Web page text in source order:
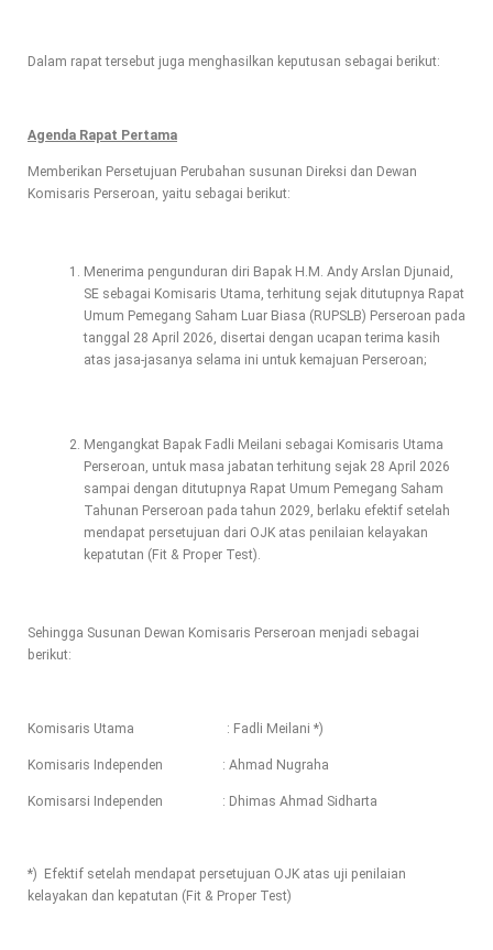
Dalam rapat tersebut juga menghasilkan keputusan sebagai berikut:
Agenda Rapat Pertama
Memberikan Persetujuan Perubahan susunan Direksi dan Dewan
Komisaris Perseroan, yaitu sebagai berikut:
Menerima pengunduran diri Bapak H.M. Andy Arslan Djunaid,
SE sebagai Komisaris Utama, terhitung sejak ditutupnya Rapat
Umum Pemegang Saham Luar Biasa (RUPSLB) Perseroan pada
tanggal 28 April 2026, disertai dengan ucapan terima kasih
atas jasa-jasanya selama ini untuk kemajuan Perseroan;
Mengangkat Bapak Fadli Meilani sebagai Komisaris Utama
Perseroan, untuk masa jabatan terhitung sejak 28 April 2026
sampai dengan ditutupnya Rapat Umum Pemegang Saham
Tahunan Perseroan pada tahun 2029, berlaku efektif setelah
mendapat persetujuan dari OJK atas penilaian kelayakan
kepatutan (Fit & Proper Test).
Sehingga Susunan Dewan Komisaris Perseroan menjadi sebagai
berikut:
Komisaris Utama : Fadli Meilani *)
Komisaris Independen : Ahmad Nugraha
Komisarsi Independen : Dhimas Ahmad Sidharta
*) Efektif setelah mendapat persetujuan OJK atas uji penilaian
kelayakan dan kepatutan (Fit & Proper Test)